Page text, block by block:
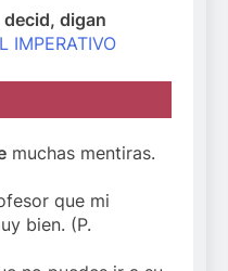
digan
IMPERATIVO
muchas mentiras.
que mi
bien. (P.